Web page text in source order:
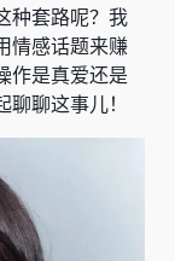
种套路呢？我
情感话题来赚
作是真爱还是
聊这事儿！